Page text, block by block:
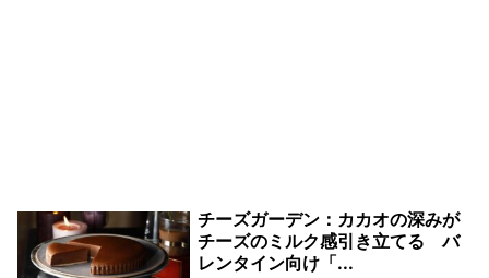
チーズガーデン：カカオの深みが
チーズのミルク感引き立てる バ
レンタイン向け「...